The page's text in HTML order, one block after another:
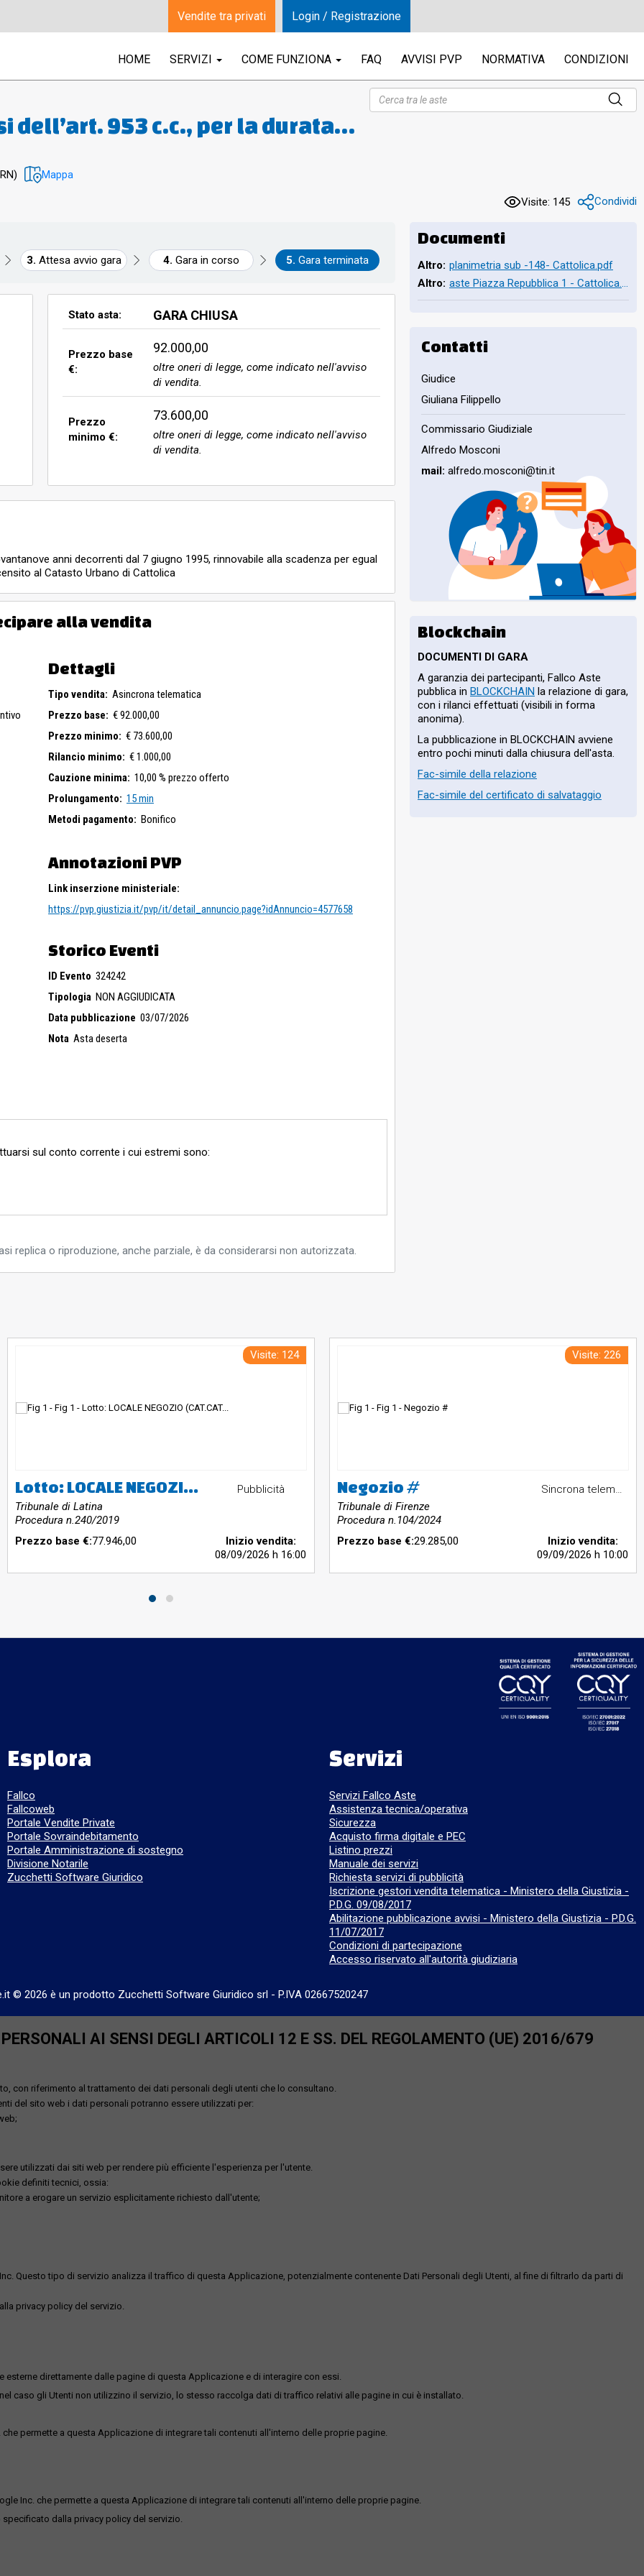
HOME SERVIZI COME FUNZIONA FAQ AVVISI PVP NORMATIVA CONDIZIONI
953 c.c., per la durata
dal 7 giugno 1995, rinnovabile
di un negozio al piano S1
al Catasto Urbano di
Mappa
Visite: 145 Condividi
Attesa avvio gara Gara in corso Gara terminata
Stato asta: GARA CHIUSA
Prezzo base
€:
92.000,00
oltre oneri di legge, come indicato nell'avviso
di vendita.
Prezzo
minimo €:
73.600,00
oltre oneri di legge, come indicato nell'avviso
di vendita.
anni decorrenti dal 7 giugno 1995, rinnovabile alla scadenza per egual
al Catasto Urbano di Cattolica
alla vendita
Dettagli
Tipo vendita: Asincrona telematica
Prezzo base: € 92.000,00
Prezzo minimo: € 73.600,00
Rilancio minimo: € 1.000,00
Cauzione minima: 10,00 % prezzo offerto
Prolungamento: 15 min
Metodi pagamento: Bonifico
Annotazioni PVP
Link inserzione ministeriale:
https://pvp.giustizia.it/pvp/it/detail_annuncio.page?idAnnuncio=4577658
Storico Eventi
ID Evento 324242
Tipologia NON AGGIUDICATA
Data pubblicazione 03/07/2026
Nota Asta deserta
sul conto corrente i cui estremi sono:
replica o riproduzione, anche parziale, è da considerarsi non autorizzata.
Documenti
Altro: planimetria sub -148- Cattolica.pdf
Altro:
Contatti
Giudice
Giuliana Filippello
Commissario Giudiziale
Alfredo Mosconi
mail: alfredo.mosconi@tin.it
Blockchain
DOCUMENTI DI GARA
A garanzia dei partecipanti, Fallco Aste
pubblica in BLOCKCHAIN la relazione di gara,
con i rilanci effettuati (visibili in forma
anonima).
La pubblicazione in BLOCKCHAIN avviene
entro pochi minuti dalla chiusura dell'asta.
Fac-simile della relazione
Fac-simile del certificato di salvataggio
Visite: 124
Lotto: LOCALE NEGOZIO (CAT.CATASTALE C/1). SI EVIDENZIA CHE OGGETTO DI PIGNORAMENTO E' CATASTALMENTE IL C/1 CHE ALLO STATO RISULTA ADIBITO AD ABITAZIONE, COME MEGLIO DESCRITTO IN PERIZIA., FABBRICATO PER CIVILE ABITAZIONE (CAT.CATASTALE A/2 - PIANO T-1 - VANI 9)
Tribunale di Latina
Procedura n.240/2019
Pubblicità
Prezzo base €:77.946,00
Inizio vendita:
08/09/2026h 16:00
Visite: 226
Negozio #
Tribunale di Firenze
Procedura n.104/2024
Sincrona telematica
Prezzo base €:29.285,00
Inizio vendita:
09/09/2026h 10:00
Esplora
Fallco
Fallcoweb
Portale Vendite Private
Portale Sovraindebitamento
Portale Amministrazione di sostegno
Divisione Notarile
Zucchetti Software Giuridico
Servizi
Servizi Fallco Aste
Assistenza tecnica/operativa
Sicurezza
Acquisto firma digitale e PEC
Listino prezzi
Manuale dei servizi
Richiesta servizi di pubblicità
Iscrizione gestori vendita telematica - Ministero della Giustizia -
P.D.G. 09/08/2017
Abilitazione pubblicazione avvisi - Ministero della Giustizia - P.D.G.
11/07/2017
Condizioni di partecipazione
Accesso riservato all'autorità giudiziaria
© 2026 è un prodotto Zucchetti Software Giuridico srl - P.IVA 02667520247
Vendite tra privati Login / Registrazione
AI SENSI DEGLI ARTICOLI 12 E SS. DEL REGOLAMENTO (UE) 2016/679
con riferimento al trattamento dei dati personali degli utenti che lo consultano.
del sito web i dati personali potranno essere utilizzati per:
utilizzati dai siti web per rendere più efficiente l'esperienza per l'utente.
definiti tecnici, ossia:
a erogare un servizio esplicitamente richiesto dall'utente;
Questo tipo di servizio analizza il traffico di questa Applicazione, potenzialmente contenente Dati Personali degli Utenti, al fine di filtrarlo da parti di
privacy policy del servizio.
direttamente dalle pagine di questa Applicazione e di interagire con essi.
caso gli Utenti non utilizzino il servizio, lo stesso raccolga dati di traffico relativi alle pagine in cui è installato.
permette a questa Applicazione di integrare tali contenuti all'interno delle proprie pagine.
Inc. che permette a questa Applicazione di integrare tali contenuti all'interno delle proprie pagine.
dalla privacy policy del servizio.